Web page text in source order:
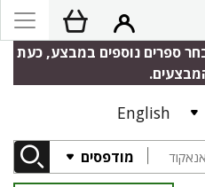
ספרים נוספים במבצע, כעת
English
מודפסים